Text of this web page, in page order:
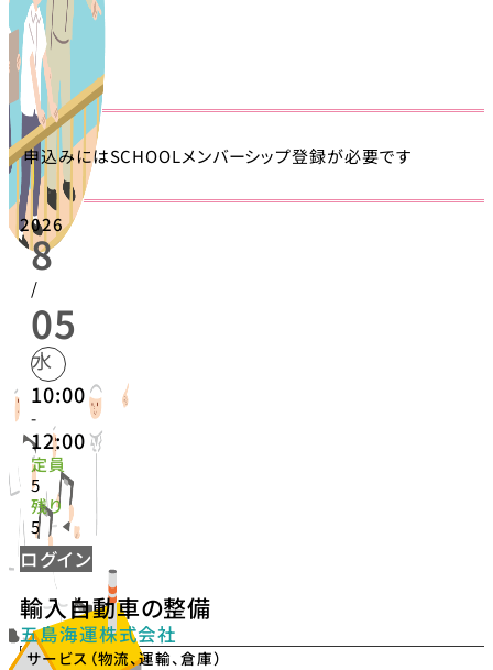
申込みにはSCHOOLメンバーシップ登録が必要です
2026
8
/
05
水
10:00
-
12:00
定員
5
残り
5
ログイン
輸入自動車の整備
五島海運株式会社
サービス（物流、運輸、倉庫）